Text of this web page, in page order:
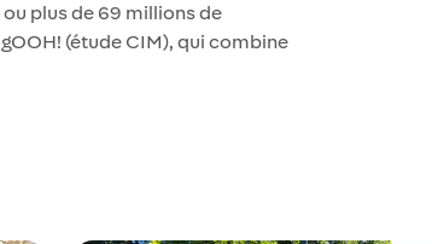
plus de 69 millions de
(étude CIM), qui combine